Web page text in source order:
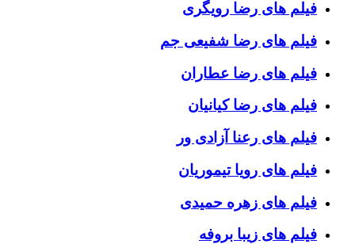
فیلم های رضا رویگری
فیلم های رضا شفیعی جم
فیلم های رضا عطاران
فیلم های رضا کیانیان
فیلم های رعنا آزادی ور
فیلم های رویا تیموریان
فیلم های زهره حمیدی
فیلم های زیبا بروفه